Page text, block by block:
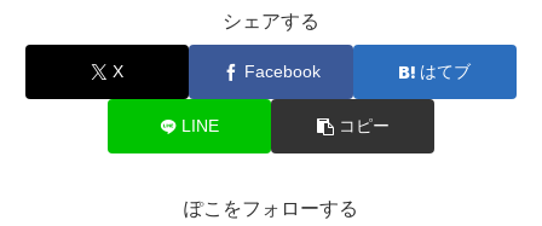
シェアする
X Facebook はてブ
LINE コピー
ぽこをフォローする